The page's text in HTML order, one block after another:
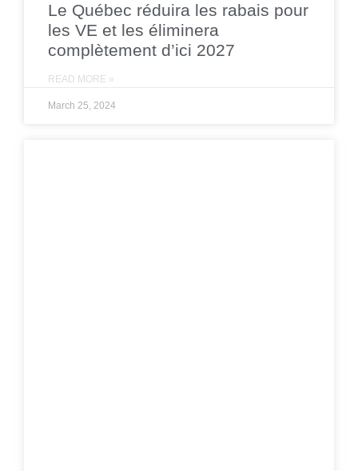
Le Québec réduira les rabais pour
les VE et les éliminera
complètement d’ici 2027
READ MORE »
March 25, 2024